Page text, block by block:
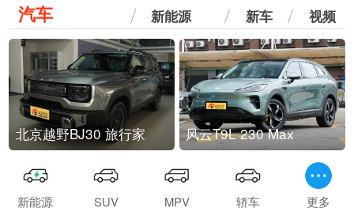
汽车 新能源 新车 视频
北京越野BJ30 旅行家 风云T9L 230 Max
新能源 SUV MPV 轿车 更多